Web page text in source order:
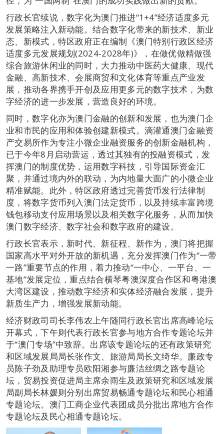
行政长官续说，数字化为澳门推进“1+4”经济适度多元
发展策略注入新动能。结合数字化带来的新技术、新业
态、新模式，特区政府正在编制《澳门特别行政区经济
适度多元发展规划(2024-2028年)》，在做优做精做强
综合旅游休闲业的同时，大力推动中医药大健康、现代
金融、高新技术、会展商贸和文化体育等重点产业发
展，推动各界携手开创及应用更多元的数字技术，为数
字经济的进一步发展，营造良好的环境。
同时，数字化亦为澳门金融的创新和发展，也为澳门企
业和市民的应用和体验创建新模式。滴灌通澳门金融资
产交易所作为专注小微企业融资服务的创新金融机构，
已于今年8月启动营运，透过其独有的投融资模式，发
挥澳门的制度优势，运用数字科技，引导国际资金汇
聚，并通过境内外的联动，为内地量大面广的小微企业
精准赋能。此外，特区政府透过完善货币发行法律制
度，将数字货币列入澳门法定货币，以及持续丰富跨境
钱包移动支付应用场景以及相关数字化服务，从而加快
澳门数字经济、数字社会和数字政府的建设。
行政长官表示，新时代、新征程、新作为，澳门将把握
国家高水平对外开放的新机遇，充分发挥澳门作为“一带
一路”重要节点的作用，着力推动“一中心、一平台、一
基地”发展定位，重点结合横琴粤澳深度合作区和粤港澳
大湾区建设，推动数字经济和实体经济融合发展，提升
新质生产力，增强发展新动能。
经济财政司司长李伟农上午随同行政长官出席高峰论坛
开幕式，下午则代表行政长官参与地方合作专题论坛并
于“澳门专场”中致辞。出席该专题论坛的还有政策研究
和区域发展局局长张作文、旅游局局长文绮华。廉政专
员陈子劲及助理专员欧阳湘参与廉洁丝绸之路专题论
坛，贸易投资促进局主席余雨生及政策研究和区域发展
局副局长林媛则分别出席贸易畅通专题论坛和民心相通
专题论坛。澳门工商企业代表团成员分批出席地方合作
专题论坛及民心相通专题论坛。